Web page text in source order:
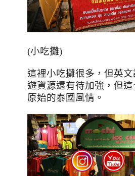
(小吃攤)
這裡小吃攤很多，但英
遊資源還有待加強，但
原始的泰國風情。